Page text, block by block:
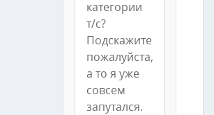
категории
т/с?
Подскажите
пожалуйста,
а то я уже
совсем
запутался.